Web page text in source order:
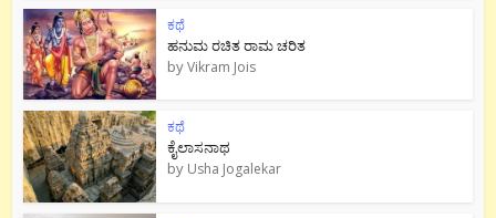
ಕಥೆ
ಹನುಮ ರಚಿತ ರಾಮ‌ ಚರಿತ
byVikram Jois
ಕಥೆ
ಕೈಲಾಸನಾಥ
by Usha Jogalekar